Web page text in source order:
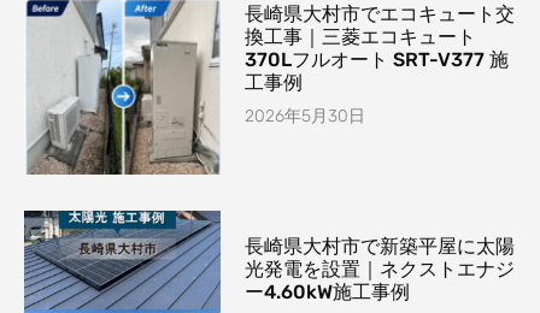
長崎県大村市でエコキュート交
換工事｜三菱エコキュート
370Lフルオート SRT-V377 施
工事例
2026年5月30日
長崎県大村市で新築平屋に太陽
光発電を設置｜ネクストエナジ
ー4.60kW施工事例